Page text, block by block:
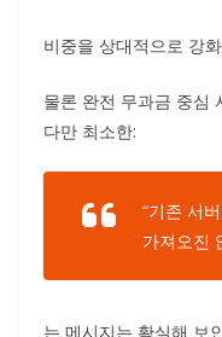
비중을 상대적으로 강
물론 완전 무과금 중심
다만 최소한:
“기존 서
가져오진
는 메시지는 확실해 보